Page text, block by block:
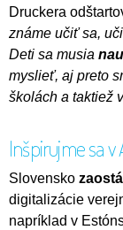
Druckera
známe učiť sa,
Deti sa musia
myslieť, aj preto
školách a taktiež
Inšpirujme sa
Slovensko
digitalizácie
napríklad v